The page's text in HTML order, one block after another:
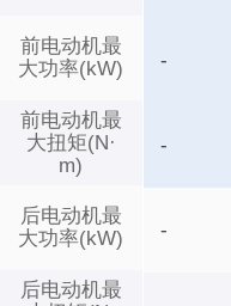
前电动机最
大功率(kW)
前电动机最
大扭矩(N·
m)
后电动机最
大功率(kW)
后电动机最
-
-
-